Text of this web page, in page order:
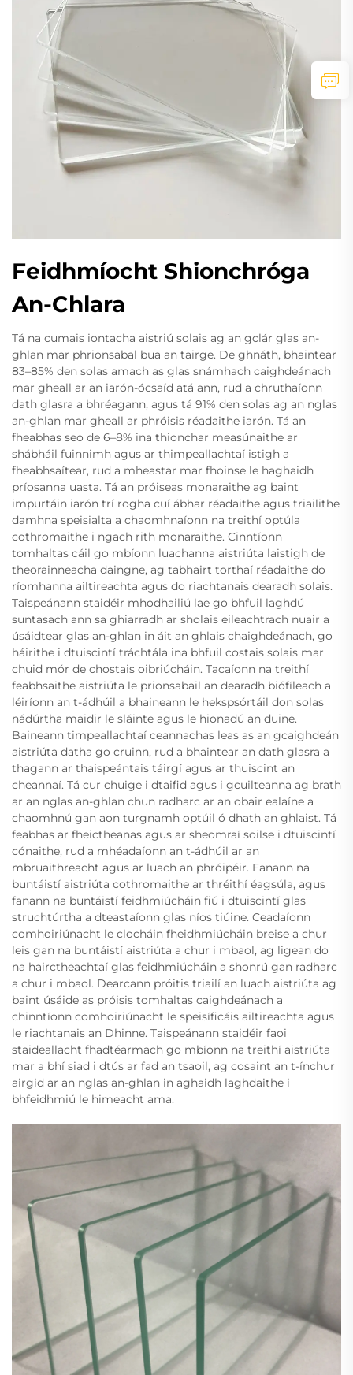
Feidhmíocht Shionchróga
An-Chlara
Tá na cumais iontacha aistriú solais ag an gclár glas an-
ghlan mar phrionsabal bua an tairge. De ghnáth, bhaintear
83–85% den solas amach as glas snámhach caighdeánach
mar gheall ar an iarón-ócsaíd atá ann, rud a chruthaíonn
dath glasra a bhréagann, agus tá 91% den solas ag an nglas
an-ghlan mar gheall ar phróisis réadaithe iarón. Tá an
fheabhas seo de 6–8% ina thionchar measúnaithe ar
shábháil fuinnimh agus ar thimpeallachtaí istigh a
fheabhsaítear, rud a mheastar mar fhoinse le haghaidh
príosanna uasta. Tá an próiseas monaraithe ag baint
impurtáin iarón trí rogha cuí ábhar réadaithe agus triailithe
damhna speisialta a chaomhnaíonn na treithí optúla
cothromaithe i ngach rith monaraithe. Cinntíonn
tomhaltas cáil go mbíonn luachanna aistriúta laistigh de
theorainneacha daingne, ag tabhairt torthaí réadaithe do
ríomhanna ailtireachta agus do riachtanais dearadh solais.
Taispeánann staidéir mhodhailiú lae go bhfuil laghdú
suntasach ann sa ghiarradh ar sholais eileachtrach nuair a
úsáidtear glas an-ghlan in áit an ghlais chaighdeánach, go
háirithe i dtuiscintí tráchtála ina bhfuil costais solais mar
chuid mór de chostais oibriúcháin. Tacaíonn na treithí
feabhsaithe aistriúta le prionsabail an dearadh biófíleach a
léiríonn an t-ádhúil a bhaineann le hekspsórtáil don solas
nádúrtha maidir le sláinte agus le hionadú an duine.
Baineann timpeallachtaí ceannachas leas as an gcaighdeán
aistriúta datha go cruinn, rud a bhaintear an dath glasra a
thagann ar thaispeántais táirgí agus ar thuiscint an
cheannaí. Tá cur chuige i dtaifid agus i gcuilteanna ag brath
ar an nglas an-ghlan chun radharc ar an obair ealaíne a
chaomhnú gan aon turgnamh optúil ó dhath an ghlaist. Tá
feabhas ar fheictheanas agus ar sheomraí soilse i dtuiscintí
cónaithe, rud a mhéadaíonn an t-ádhúil ar an
mbruaithreacht agus ar luach an phróipéir. Fanann na
buntáistí aistriúta cothromaithe ar thréithí éagsúla, agus
fanann na buntáistí feidhmiúcháin fiú i dtuiscintí glas
struchtúrtha a dteastaíonn glas níos tiúine. Ceadaíonn
comhoiriúnacht le clocháin fheidhmiúcháin breise a chur
leis gan na buntáistí aistriúta a chur i mbaol, ag ligean do
na hairctheachtaí glas feidhmiúcháin a shonrú gan radharc
a chur i mbaol. Dearcann próitis triailí an luach aistriúta ag
baint úsáide as próisis tomhaltas caighdeánach a
chinntíonn comhoiriúnacht le speisíficáis ailtireachta agus
le riachtanais an Dhinne. Taispeánann staidéir faoi
staideallacht fhadtéarmach go mbíonn na treithí aistriúta
mar a bhí siad i dtús ar fad an tsaoil, ag cosaint an t-ínchur
airgid ar an nglas an-ghlan in aghaidh laghdaithe i
bhfeidhmiú le himeacht ama.